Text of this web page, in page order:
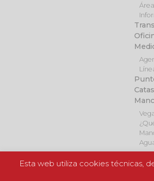
Esta web utiliza cookies técnicas,